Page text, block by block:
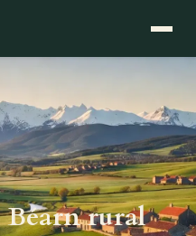
Béarn rural